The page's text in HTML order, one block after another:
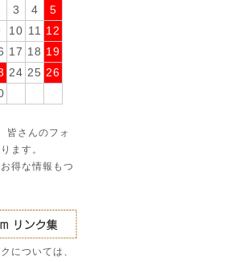
3 4
5
10 11 12
17 18 19
24 25 26
さんのフォ
ます。
得な情報もつ
については、